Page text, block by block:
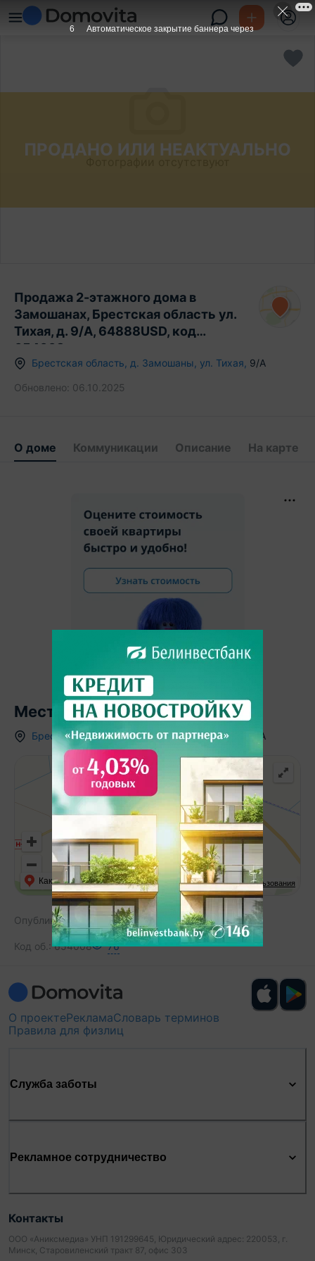
ПРОДАНО ИЛИ НЕАКТУАЛЬНО
Продажа 2-этажного дома в
Замошанах, Брестская область ул.
Тихая, д. 9/А, 64888USD, код
654008
Брестская область д. Замошаны ул. Тихая 9/А
Обновлено: 06.10.2025
О доме Коммуникации Описание На карте
Местоположение
Брестская область, д. Замошаны, ул. Тихая 9/А
Условия использования
Как добраться API Карт
Опубликовано:06.10.2025
Код об.:654008 76
О проектеРекламаСловарь терминов
Правила для физлиц
Служба заботы
Рекламное сотрудничество
Контакты
ООО «Аниксмедиа» УНП 191299645, Юридический адрес: 220053, г.
Минск, Старовиленский тракт 87, офис 303
6 Автоматическое закрытие баннера через